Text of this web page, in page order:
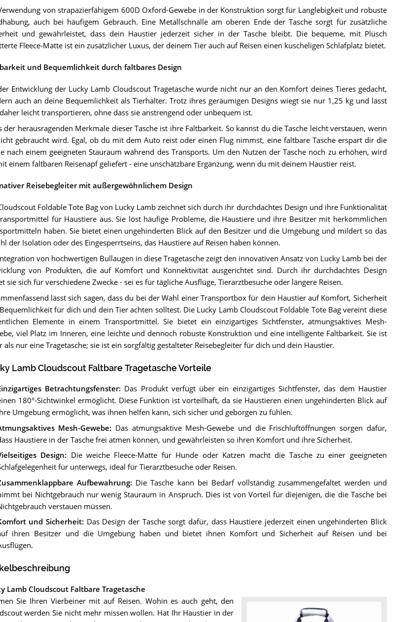
von strapazierfähigem 600D Oxford-Gewebe in der Konstruktion sorgt für Langlebigkeit und robuste
auch bei häufigem Gebrauch. Eine Metallschnalle am oberen Ende der Tasche sorgt für zusätzliche
und gewährleistet, dass dein Haustier jederzeit sicher in der Tasche bleibt. Die bequeme, mit Plüsch
Fleece-Matte ist ein zusätzlicher Luxus, der deinem Tier auch auf Reisen einen kuscheligen Schlafplatz bietet.
und Bequemlichkeit durch faltbares Design
Entwicklung der Lucky Lamb Cloudscout Tragetasche wurde nicht nur an den Komfort deines Tieres gedacht,
auch an deine Bequemlichkeit als Tierhalter. Trotz ihres geräumigen Designs wiegt sie nur 1,25 kg und lässt
leicht transportieren, ohne dass sie anstrengend oder unbequem ist.
der herausragenden Merkmale dieser Tasche ist ihre Faltbarkeit. So kannst du die Tasche leicht verstauen, wenn
gebraucht wird. Egal, ob du mit dem Auto reist oder einen Flug nimmst, eine faltbare Tasche erspart dir die
nach einem geeigneten Stauraum während des Transports. Um den Nutzen der Tasche noch zu erhöhen, wird
einem faltbaren Reisenapf geliefert - eine unschätzbare Ergänzung, wenn du mit deinem Haustier reist.
Reisebegleiter mit außergewöhnlichem Design
Foldable Tote Bag von Lucky Lamb zeichnet sich durch ihr durchdachtes Design und ihre Funktionalität
für Haustiere aus. Sie löst häufige Probleme, die Haustiere und ihre Besitzer mit herkömmlichen
haben. Sie bietet einen ungehinderten Blick auf den Besitzer und die Umgebung und mildert so das
der Isolation oder des Eingesperrtseins, das Haustiere auf Reisen haben können.
von hochwertigen Bullaugen in diese Tragetasche zeigt den innovativen Ansatz von Lucky Lamb bei der
von Produkten, die auf Komfort und Konnektivität ausgerichtet sind. Durch ihr durchdachtes Design
sie sich für verschiedene Zwecke - sei es für tägliche Ausflüge, Tierarztbesuche oder längere Reisen.
lässt sich sagen, dass du bei der Wahl einer Transportbox für dein Haustier auf Komfort, Sicherheit
für dich und dein Tier achten solltest. Die Lucky Lamb Cloudscout Foldable Tote Bag vereint diese
Elemente in einem Transportmittel. Sie bietet ein einzigartiges Sichtfenster, atmungsaktives Mesh-
viel Platz im Inneren, eine leichte und dennoch robuste Konstruktion und eine intelligente Faltbarkeit. Sie ist
als nur eine Tragetasche; sie ist ein sorgfältig gestalteter Reisebegleiter für dich und dein Haustier.
Lamb Cloudscout Faltbare Tragetasche Vorteile
Betrachtungsfenster: Das Produkt verfügt über ein einzigartiges Sichtfenster, das dem Haustier
180°-Sichtwinkel ermöglicht. Diese Funktion ist vorteilhaft, da sie Haustieren einen ungehinderten Blick auf
Umgebung ermöglicht, was ihnen helfen kann, sich sicher und geborgen zu fühlen.
Mesh-Gewebe: Das atmungsaktive Mesh-Gewebe und die Frischluftöffnungen sorgen dafür,
Haustiere in der Tasche frei atmen können, und gewährleisten so ihren Komfort und ihre Sicherheit.
Design: Die weiche Fleece-Matte für Hunde oder Katzen macht die Tasche zu einer geeigneten
für unterwegs, ideal für Tierarztbesuche oder Reisen.
Aufbewahrung: Die Tasche kann bei Bedarf vollständig zusammengefaltet werden und
bei Nichtgebrauch nur wenig Stauraum in Anspruch. Dies ist von Vorteil für diejenigen, die die Tasche bei
verstauen müssen.
und Sicherheit: Das Design der Tasche sorgt dafür, dass Haustiere jederzeit einen ungehinderten Blick
ihren Besitzer und die Umgebung haben und bietet ihnen Komfort und Sicherheit auf Reisen und bei
Lamb Cloudscout Faltbare Tragetasche
Sie Ihren Vierbeiner mit auf Reisen. Wohin es auch geht, den
werden Sie nicht mehr missen wollen. Hat Ihr Haustier in der